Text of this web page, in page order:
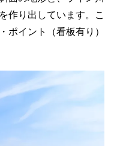
作り出しています。こ
ポイント（看板有り）